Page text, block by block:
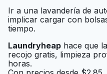
A R Washateria
Wash Ventures –
Edgebrook -
Laundromat -
Ir a una lavandería de
implicar cargar con
tiempo.
Laundryheap hace que
recojo gratis, limpieza
horas.